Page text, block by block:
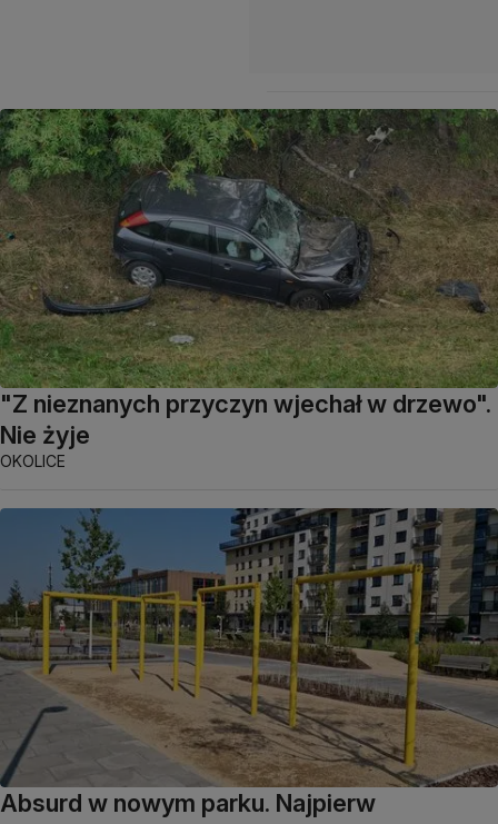
"Z nieznanych przyczyn wjechał w drzewo".
Nie żyje
OKOLICE
Absurd w nowym parku. Najpierw